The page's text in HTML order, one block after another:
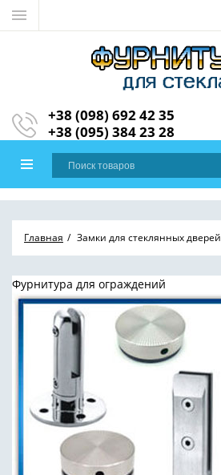
+38 (098) 692 42 35
+38 (095) 384 23 28
Главная Замки для стеклянных дверей
Фурнитура для ограждений